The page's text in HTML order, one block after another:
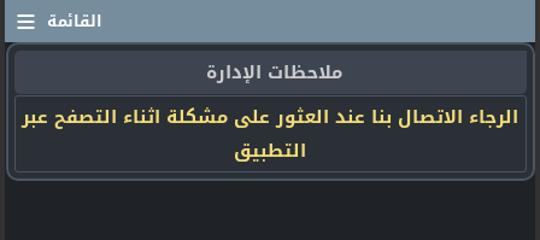
≡ القائمة
ملاحظات الإدارة
الرجاء الاتصال بنا عند العثور على مشكلة اثناء التصفح عبر
التطبيق